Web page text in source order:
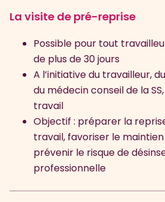
La visite de pré-reprise
Possible pour tout
de plus de 30 jours
A l’initiative du travailleur,
du médecin conseil de la
travail
Objectif : préparer la
travail, favoriser le
prévenir le risque de
professionnelle